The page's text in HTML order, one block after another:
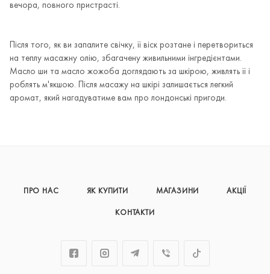
вечора, повного пристрасті.
Після того, як ви запалите свічку, її віск розтане і перетвориться
на теплу масажну олію, збагачену живильними інгредієнтами.
Масло ши та масло жожоба доглядають за шкірою, живлять її і
роблять м'якшою. Після масажу на шкірі залишається легкий
аромат, який нагадуватиме вам про лондонські пригоди.
ПРО НАС ЯК КУПИТИ МАГАЗИНИ АКЦІЇ
КОНТАКТИ